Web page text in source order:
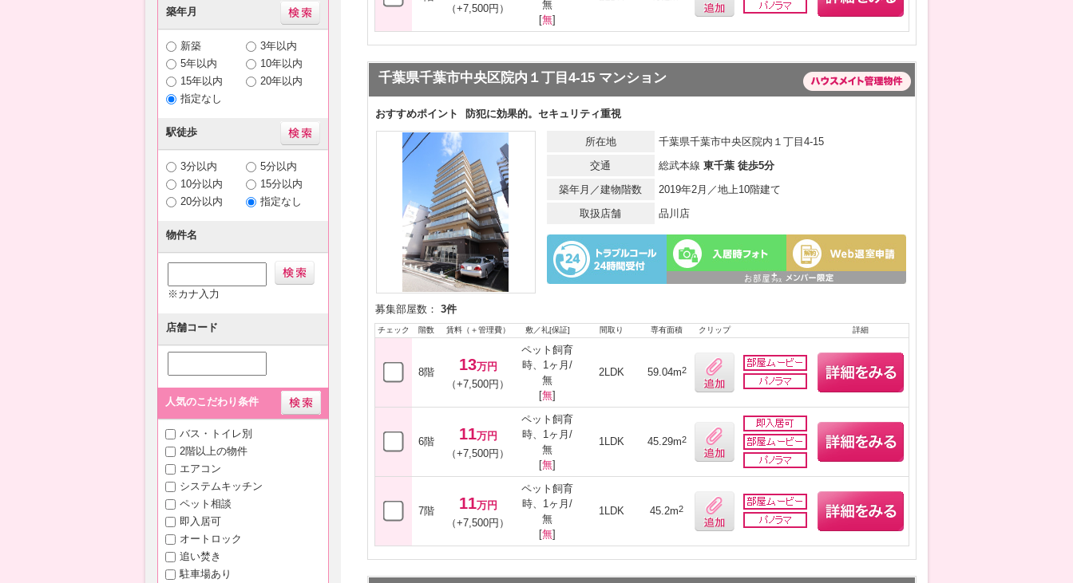
築年月
新築
3年以内
5年以内
10年以内
15年以内
20年以内
指定なし
駅徒歩
3分以内
5分以内
10分以内
15分以内
20分以内
指定なし
物件名
※カナ入力
店舗コード
人気のこだわり条件
バス・トイレ別
2階以上の物件
エアコン
システムキッチン
ペット相談
即入居可
オートロック
追い焚き
駐車場あり
（+7,500円）
無
[無]
千葉県千葉市中央区院内１丁目4-15 マンション
おすすめポイント 防犯に効果的。セキュリティ重視
所在地
千葉県千葉市中央区院内１丁目4-15
交通
総武本線 東千葉 徒歩5分
築年月／建物階数
2019年2月／地上10階建て
取扱店舗
品川店
募集部屋数： 3件
チェック 階数 賃料（＋管理費） 敷／礼[保証] 間取り 専有面積 クリップ 詳細
8階 13万円
（+7,500円）
ペット飼育
時、1ヶ月/
無
[無]
2LDK 59.04m2
6階 11万円
（+7,500円）
ペット飼育
時、1ヶ月/
無
[無]
1LDK 45.29m2
7階 11万円
（+7,500円）
ペット飼育
時、1ヶ月/
無
[無]
1LDK 45.2m2